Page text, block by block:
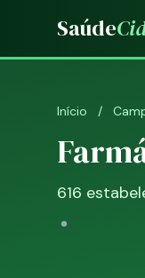
Saúde
Início /
616